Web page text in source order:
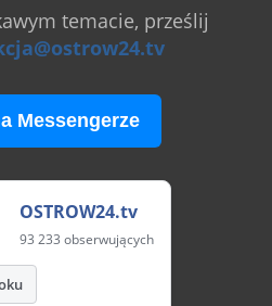
temacie, prześlij
Messengerze
OSTROW24.tv
93 233 obserwujących